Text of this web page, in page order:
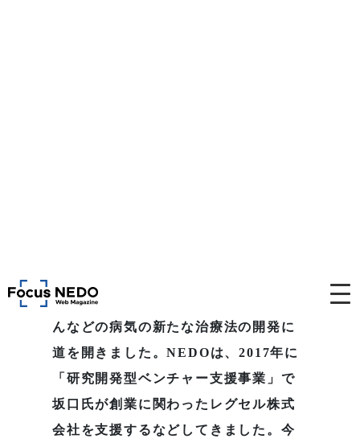
の発見と、その役割の解明により、が
んなどの病気の新たな治療法の開発に
道を開きました。NEDOは、2017年に
「研究開発型ベンチャー支援事業」で
坂口氏が創業に関わったレグセル株式
会社を支援するなどしてきました。今